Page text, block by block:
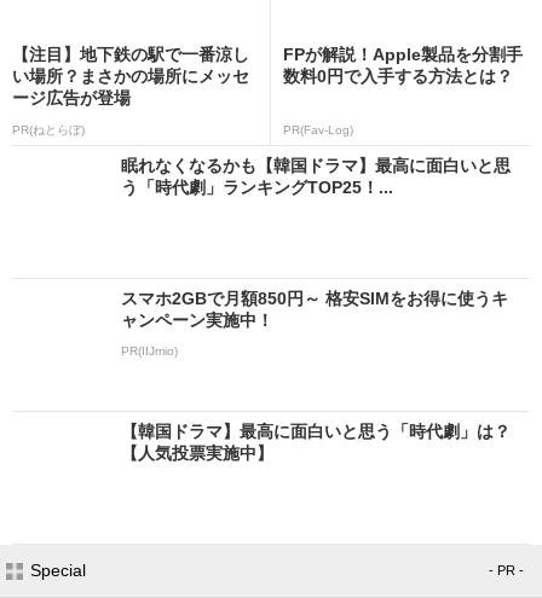
【注目】地下鉄の駅で一番涼し
い場所？まさかの場所にメッセ
ージ広告が登場
PR(ねとらぼ)
FPが解説！Apple製品を分割手
数料0円で入手する方法とは？
PR(Fav-Log)
眠れなくなるかも【韓国ドラマ】最高に面白いと思
う「時代劇」ランキングTOP25！...
スマホ2GBで月額850円～ 格安SIMをお得に使うキ
ャンペーン実施中！
PR(IIJmio)
【韓国ドラマ】最高に面白いと思う「時代劇」は？
【人気投票実施中】
Special - PR -